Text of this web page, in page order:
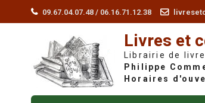
09.67.04.07.48 / 06.16.71.12.38
Livres et
Librairie de